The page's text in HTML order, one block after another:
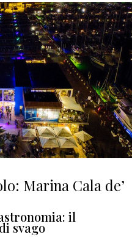
Marina Cala de’
il
svago